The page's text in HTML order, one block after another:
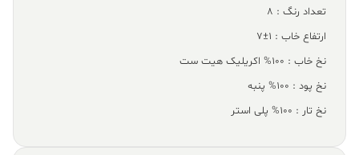
تعداد رنگ : 8
ارتفاع خاب : 1±7
نخ خاب : 100% اکریلیک هیت ست
نخ پود : 100% پنبه
نخ تار : 100% پلی استر